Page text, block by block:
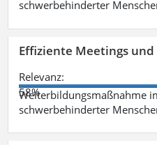
schwerbehinderter
Effiziente Meetings und
Relevanz:
58%
Weiterbildungsmaßnahme
schwerbehinderter